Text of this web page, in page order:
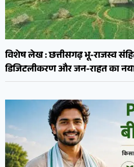
विशेष लेख : छत्तीसगढ़ भू-राजस्व
डिजिटलीकरण और जन-राहत का